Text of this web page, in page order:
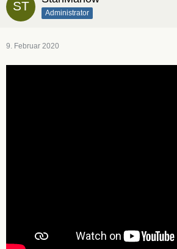
Administrator
9. Februar 2020